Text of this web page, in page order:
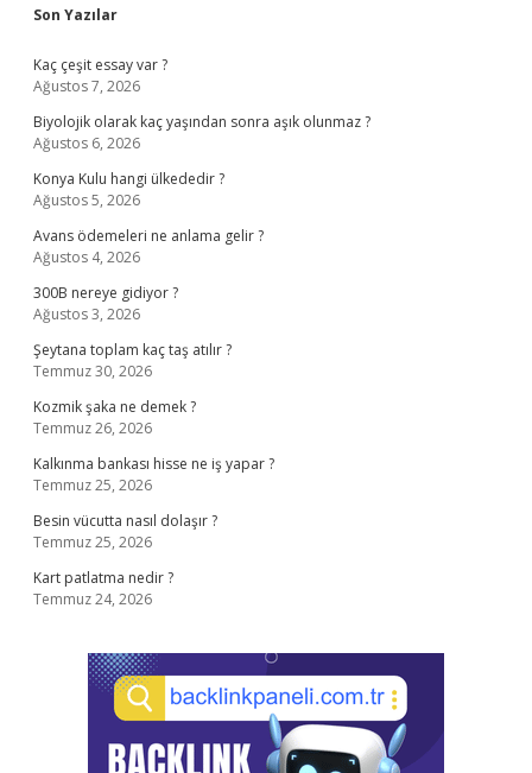
Sidebar
Son Yazılar
Kaç çeşit essay var ?
Ağustos 7, 2026
Biyolojik olarak kaç yaşından sonra aşık olunmaz ?
Ağustos 6, 2026
Konya Kulu hangi ülkededir ?
Ağustos 5, 2026
Avans ödemeleri ne anlama gelir ?
Ağustos 4, 2026
300B nereye gidiyor ?
Ağustos 3, 2026
Şeytana toplam kaç taş atılır ?
Temmuz 30, 2026
Kozmik şaka ne demek ?
Temmuz 26, 2026
Kalkınma bankası hisse ne iş yapar ?
Temmuz 25, 2026
Besin vücutta nasıl dolaşır ?
Temmuz 25, 2026
Kart patlatma nedir ?
Temmuz 24, 2026